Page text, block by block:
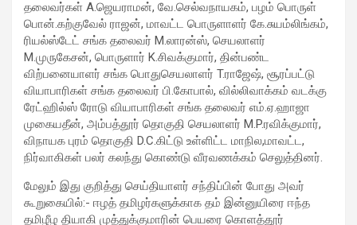
including the stent placement and removal of the Impella device,
was completed successfully. The patient recovered well, was
discharged in a stable condition. Speaking about the case, Dr.
Aravind Duruvasal, Senior Consultant – Interventional
Cardiologist, Prashanth Hospitals, said, "The patient was diabetic
and was found to have suffered a previous silent heart attack
without being aware of it, making the case even more complex. In
such critically ill patients,performing a conventional angioplasty
can be extremely risky, as the heart may not tolerate temporary
interruptions in blood flow during the procedure. His heart was
angioplasty. Using Impella allowed us to safely support his
circulation while we performed the intervention. However, the
blockage itself was extremely complex and could not be crossed
தலைவர்கள் A.ஜெயராமன், வே.செல்வநாயகம், பழம் பொருள்
பொன்.கற்குவேல் ராஜன், மாவட்ட பொருளாளர் கே.சுயம்லிங்கம்,
ரியல்ஸ்டேட் சங்க தலைவர் M.லாரன்ஸ், செயலாளர்
M.முருகேசன், பொருளார் K.சிவக்குமார், தின்பண்ட
விற்பனையாளர் சங்க பொதுசெயலாளர் T.ராஜேஷ், சூரப்பட்டு
வியாபாரிகள் சங்க தலைவர் பி.கோபால், வில்லிவாக்கம் வடக்கு
ரேட்ஹில்ஸ் ரோடு வியாபாரிகள் சங்க தலைவர் எம்.ஏ.ஹாஜா
முகையதீன், அம்பத்தூர் தொகுதி செயலாளர் M.P.ரவிக்குமார்,
விநாயக புரம் தொகுதி D.C.கிட்டு உள்ளிட்ட மாநில,மாவட்ட,
நிர்வாகிகள் பலர் கலந்து கொண்டு வீரவணக்கம் செலுத்தினர்.
மேலும் இது குறித்து செய்தியாளர் சந்திப்பின் போது அவர்
கூறுகையில்:- ஈழத் தமிழர்களுக்காக தம் இன்னுயிரை ஈந்த
தமிழீழ தியாகி முத்துக்குமாரின் பெயரை கொளத்தூர்